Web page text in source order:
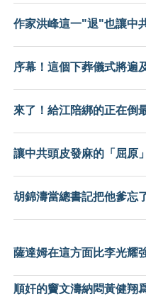
作家洪峰這一"退"也讓中
序幕！這個下葬儀式將遍
來了！給江陪綁的正在倒
讓中共頭皮發麻的「屈原」
胡錦濤當總書記把他爹忘
薩達姆在這方面比李光耀
順奸的竇文濤納悶黃健翔